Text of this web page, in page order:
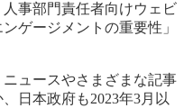
事部門責任者向けウェビ
ゲージメントの重要性」
ニュースやさまざまな記事
日本政府も2023年3月以